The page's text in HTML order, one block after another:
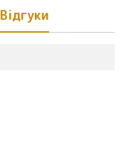
Відгуки